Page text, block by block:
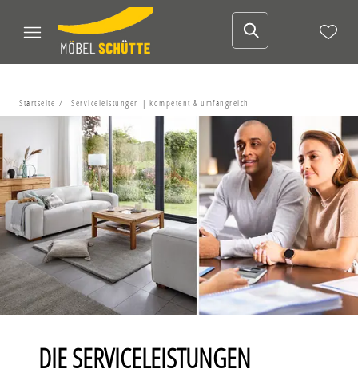
Startseite Serviceleistungen | kompetent & umfangreich
DIE SERVICELEISTUNGEN